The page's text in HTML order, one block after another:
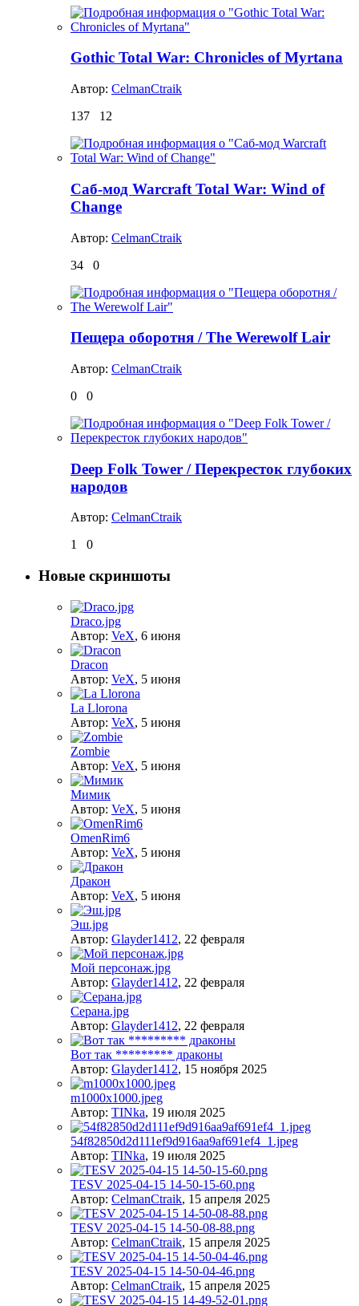
Gothic Total War: Chronicles of Myrtana
Автор: CelmanCtraik
137
12
Саб-мод Warcraft Total War: Wind of
Change
Автор: CelmanCtraik
34
0
Пещера оборотня / The Werewolf Lair
Автор: CelmanCtraik
0
0
Deep Folk Tower / Перекресток глубоких
народов
Автор: CelmanCtraik
1
0
Новые скриншоты
Draco.jpg
Автор: VeX, 6 июня
Dracon
Автор: VeX, 5 июня
La Llorona
Автор: VeX, 5 июня
Zombie
Автор: VeX, 5 июня
Мимик
Автор: VeX, 5 июня
OmenRim6
Автор: VeX, 5 июня
Дракон
Автор: VeX, 5 июня
Эш.jpg
Автор: Glayder1412, 22 февраля
Мой персонаж.jpg
Автор: Glayder1412, 22 февраля
Серана.jpg
Автор: Glayder1412, 22 февраля
Вот так ********* драконы
Автор: Glayder1412, 15 ноября 2025
m1000x1000.jpeg
Автор: TINka, 19 июля 2025
54f82850d2d111ef9d916aa9af691ef4_1.jpeg
Автор: TINka, 19 июля 2025
TESV 2025-04-15 14-50-15-60.png
Автор: CelmanCtraik, 15 апреля 2025
TESV 2025-04-15 14-50-08-88.png
Автор: CelmanCtraik, 15 апреля 2025
TESV 2025-04-15 14-50-04-46.png
Автор: CelmanCtraik, 15 апреля 2025